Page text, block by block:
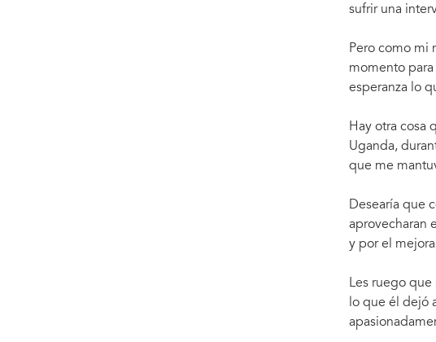
sufrir una
Pero como mi
momento
esperanza lo
Hay otra cosa
Uganda,
que me
Desearía que
aprovecharan
y por el
Les ruego
lo que él dejó